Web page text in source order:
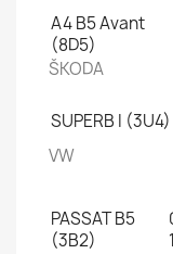
A4 B5 Avant
(8D5)
ŠKODA
SUPERB I (3U4)
VW
PASSAT B5
(3B2)